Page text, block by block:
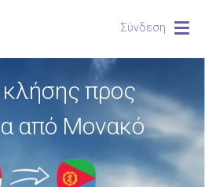
Σύνδεση
προς
από Μονακό